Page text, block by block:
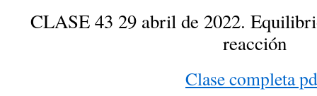
CLASE 43 29 abril de 2022.
reacción
Clase completa